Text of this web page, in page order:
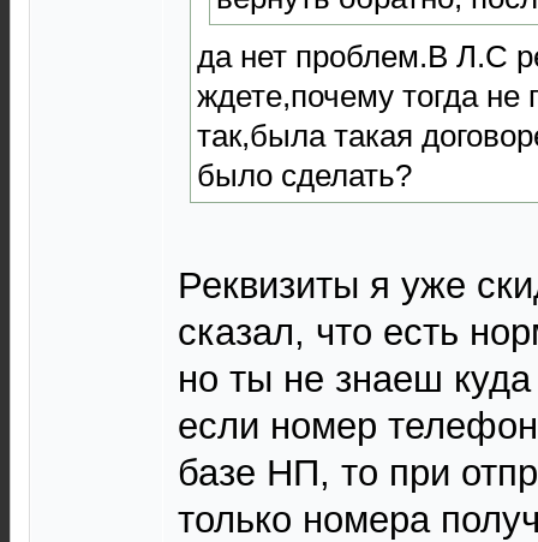
да нет проблем.В Л.С
ждете,почему тогда
так,была такая
было сделать?
Реквизиты я уже
сказал, что есть
но ты не знаеш куда
если номер
базе НП, то при
только номера